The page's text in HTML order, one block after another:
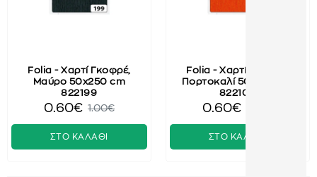
Folia - Χαρτί Γκοφρέ,
Μαύρο 50x250 cm
822199
0.60€ 1.00€
ΣΤΟ ΚΑΛΑΘΙ
Folia - Χαρτί Γκοφρέ,
Πορτοκαλί 50x250 cm
822108
0.60€
ΣΤΟ ΚΑΛΑΘΙ